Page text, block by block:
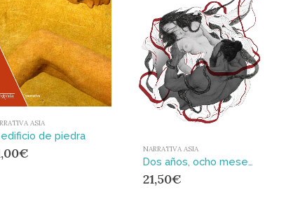
ASIA
edificio de piedra
€ NARRATIVA ASIA
Dos años, ocho meses y veintiocho noches
21,50€